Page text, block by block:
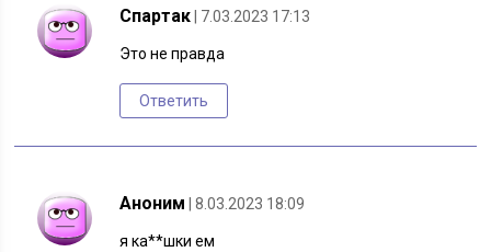
Спартак | 7.03.2023 17:13
Это не правда
Ответить
Аноним | 8.03.2023 18:09
я ка**шки ем